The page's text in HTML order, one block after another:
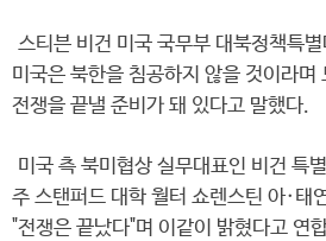
스티븐 비건 미국 국무부 대북정책특
미국은 북한을 침공하지 않을 것이라며
전쟁을 끝낼 준비가 돼 있다고 말했다.
미국 측 북미협상 실무대표인 비건 특
주 스탠퍼드 대학 월터 쇼렌스틴 아·태
"전쟁은 끝났다"며 이같이 밝혔다고 연